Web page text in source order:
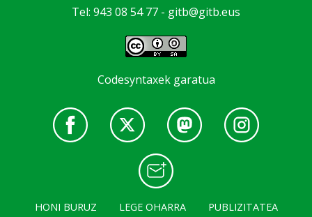
Tel: 943 08 54 77 - gitb@gitb.eus
Codesyntaxek garatua
HONI BURUZ LEGE OHARRA
PUBLIZITATEA